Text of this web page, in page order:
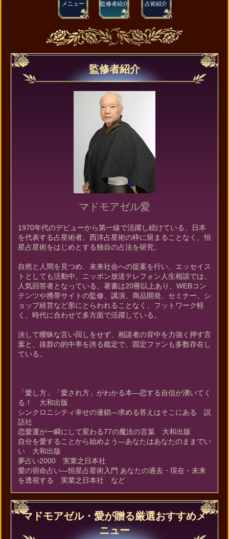
メニュー 監修者紹介 占術紹介
監修者紹介
マドモアゼル愛
1970年代のデビューから第一線で活躍し続けている、日本
を代表する占星術者。西洋占星術の枠に留まることなく、恒
星占星術をはじめとする独自の占法を研究。
自然と人間を見つめ、未来社会への提案を行い、エッセイス
トとしても活動中。ニッポン放送テレフォン人生相談では、
人気回答者となっている。著書は20冊以上あり、WEBコン
テンツや携帯サイトの監修、講演、商品開発、セミナー、シ
ョップ経営など形にとらわれることなく、フットワーク軽
く、時代に合わせて多方面で活躍している。
決して曖昧な言い回しをせず、相談者の背中を力強く押す言
葉と、抜群の的中率を誇る鑑定で、固定ファンも多数存在し
ている。
「愛し方」「愛され方」がわかる本―恋する自信が湧いてく
る！ 大和出版
シンクロニシティ幸せの連鎖―求める答えはそこにある 説
話社
恋愛運が一瞬にして変わる77の魔法の言葉 大和出版
自分を愛することから始めよう―あなたはあなたのままでい
い 大和出版
夢占い2000 実業之日本社
愛の宿命占い―恒星占星術入門 あなたの過去・現在・未来
を透視する 実業之日本社 など
マドモアゼル・愛が贈る厳選おすすめメ
ニュー